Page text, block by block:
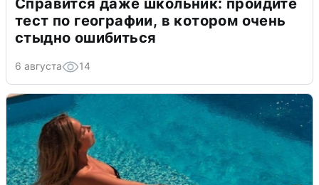
Справится даже школьник: пройдите
тест по географии, в котором очень
стыдно ошибиться
6 августа 14